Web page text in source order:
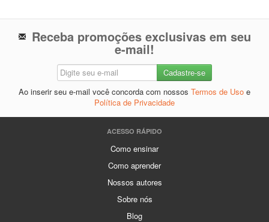
Receba promoções exclusivas em seu
e-mail!
Ao inserir seu e-mail você concorda com nossos Termos de Uso e
Política de Privacidade
ACESSO RÁPIDO
Como ensinar
Como aprender
Nossos autores
Sobre nós
Blog